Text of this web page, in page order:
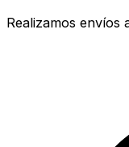
Realizamos envíos